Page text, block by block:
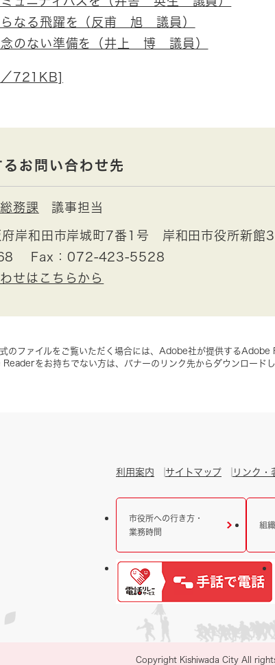
なる飛躍を（反甫 旭 議員）
のない準備を（井上 博 議員）
721KB]
お問い合わせ先
務課 議事担当
府岸和田市岸城町7番1号 岸和田市役所新館
Fax：072-423-5528
せはこちらから
のファイルをご覧いただく場合には、Adobe社が提供するAdobe
をお持ちでない方は、バナーのリンク先からダウンロードし
利用案内 サイトマップ リンク・
市役所への行き方・
業務時間
組
Copyright Kishiwada City All